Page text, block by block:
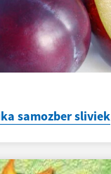
samozber sliviek